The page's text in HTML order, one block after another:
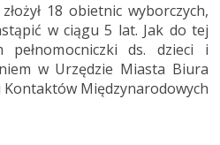
18 obietnic wyborczych,
w ciągu 5 lat. Jak do tej
pełnomocniczki ds. dzieci i
w Urzędzie Miasta Biura
Kontaktów Międzynarodowych